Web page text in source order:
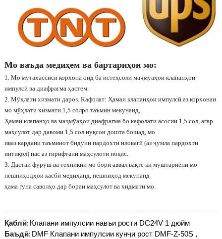
Мо ваъда медиҳем ва бартариҳои мо:
1. Мо мутахассиси корхона оид ба истеҳсоли маҷмӯаҳои клапанҳои
импулсӣ ва диафрагма ҳастем.
2. Мӯҳлати хизмати дароз. Кафолат: Ҳамаи клапанҳои импулсӣ аз корхонаи
мо мӯҳлати хизмати 1,5 солро таъмин мекунанд,
Ҳамаи клапанҳо ва маҷмӯаҳои диафрагма бо кафолати асосии 1,5 сол, агар
маҳсулот дар давоми 1,5 сол нуқсон дошта бошад, мо
иваз кардани таъминот бидуни пардохти иловагӣ (аз ҷумла пардохти
интиқол) пас аз гирифтани маҳсулоти ноқис.
3. Дастаи фурӯш ва техникии мо бори аввал вақте ки муштариёни мо
пешниҳодҳои касбӣ медиҳанд, пешниҳод мекунанд
ҳама гуна саволҳо дар бораи маҳсулот ва хидмати мо.
Қаблӣ: Клапани импулсии навъи рости DC24V 1 дюйм
Баъдӣ: DMF Клапани импулсии кунҷи рост DMF-Z-50S ,